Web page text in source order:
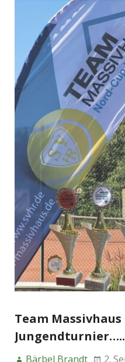
Team Massivhaus
Bärbel Brandt 2.